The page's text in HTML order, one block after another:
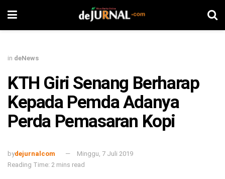
in deNews
KTH Giri Senang Berharap
Kepada Pemda Adanya
Perda Pemasaran Kopi
bydejurnalcom
Minggu, 7 Juli 2019
Reading Time: 2 mins read